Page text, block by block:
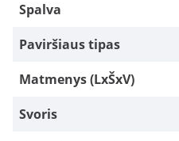
Spalva
Paviršiaus tipas
Matmenys (LxŠxV)
Svoris